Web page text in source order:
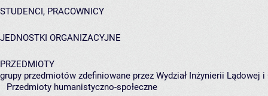
STUDENCI, PRACOWNICY
JEDNOSTKI ORGANIZACYJNE
PRZEDMIOTY
grupy przedmiotów zdefiniowane przez Wydział Inżynierii Lądowej
Przedmioty humanistyczno-społeczne